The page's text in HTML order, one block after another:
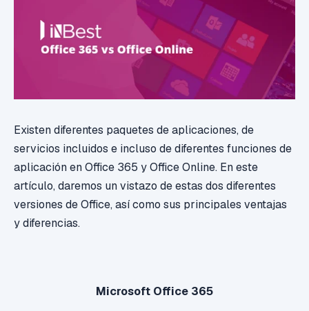
Existen diferentes paquetes de aplicaciones, de
servicios incluidos e incluso de diferentes funciones de
aplicación en Office 365 y Office Online. En este
artículo, daremos un vistazo de estas dos diferentes
versiones de Office, así como sus principales ventajas
y diferencias.
Microsoft Office 365